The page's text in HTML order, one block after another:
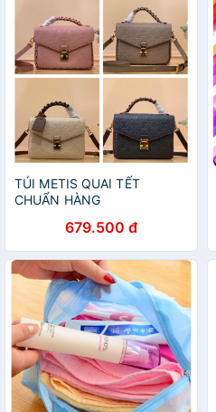
TÚI METIS QUAI TẾT
CHUẨN HÀNG
679.500 đ